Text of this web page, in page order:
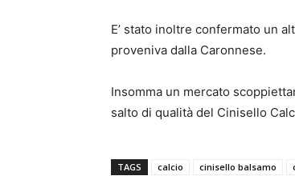
E’ stato inoltre confermato un
proveniva dalla Caronnese.
Insomma un mercato
salto di qualità del Cinisello
TAGS calcio cinisello balsamo